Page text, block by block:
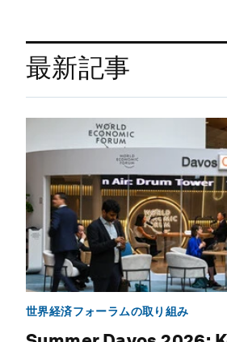
最新記事
世界経済フォーラムの取り組み